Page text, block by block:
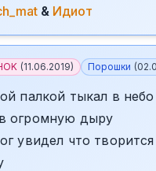
& Идиот
(11.06.2019) Порошки (
палкой тыкал в небо
огромную дыру
увидел что творится